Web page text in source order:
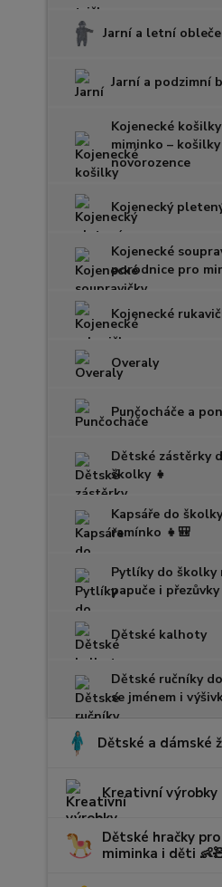
Jarní a letní
Jarní a podzimní
Kojenecké
miminko –
novorozence
Kojenecký
Kojenecké
porodnice pro
Kojenecké
Overaly
Punčocháče a
Dětské zástěrky
školky 👧
Kapsáře do
ramínko 👧🎒
Pytlíky do školky
papuče i přezůvky
Dětské kalhoty
Dětské ručníky
se jménem i
Dětské a dámské
Kreativní výrobky
Dětské hračky pro
miminka i děti